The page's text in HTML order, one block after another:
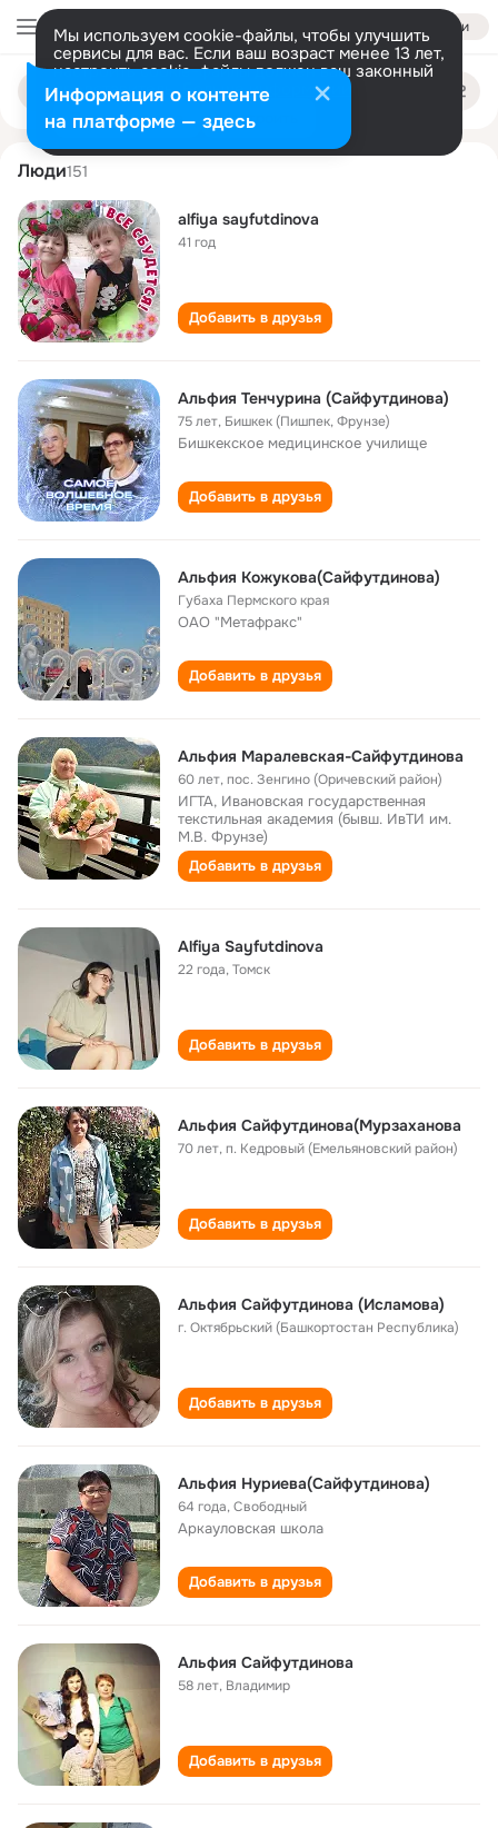
Войти
Мы используем cookie-файлы, чтобы улучшить
сервисы для вас. Если ваш возраст менее 13 лет,
настроить cookie-файлы должен ваш законный
представитель. Больше информации
Разрешить все Настроить
Поиск
людям
alfiya sayfutdinova
Люди151
alfiya sayfutdinova
41 год
Добавить в друзья
Альфия Тенчурина (Сайфутдинова)
75 лет, Бишкек (Пишпек, Фрунзе)
Бишкекское медицинское училище
Добавить в друзья
Альфия Кожукова(Сайфутдинова)
Губаха Пермского края
ОАО "Метафракс"
Добавить в друзья
Альфия Маралевская-Сайфутдинова
60 лет,пос. Зенгино (Оричевский район)
ИГТА, Ивановская государственная
текстильная академия (бывш. ИвТИ им.
М.В. Фрунзе)
Добавить в друзья
Аlfiya Sayfutdinova
22 года,Томск
Добавить в друзья
Альфия Сайфутдинова(Мурзаханова
70 лет,п. Кедровый (Емельяновский район)
Добавить в друзья
Альфия Сайфутдинова (Исламова)
г. Октябрьский (Башкортостан Республика)
Добавить в друзья
Альфия Нуриева(Сайфутдинова)
64 года,Свободный
Аркауловская школа
Добавить в друзья
Альфия Сайфутдинова
58 лет, Владимир
Добавить в друзья
Информация о контенте
на платформе — здесь